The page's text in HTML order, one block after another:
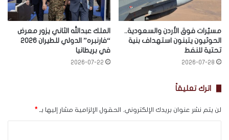
مسيّرات فوق الأردن والسعودية..
الحوثيون يتبنون استهداف بنية
تحتية للنفط
2026-07-28
الملك عبدالله الثاني يزور معرض
“فارنبره” الدولي للطيران 2026
في بريطانيا
2026-07-22
اترك تعليقاً
لن يتم نشر عنوان بريدك الإلكتروني. الحقول الإلزامية مشار إليها بـ *